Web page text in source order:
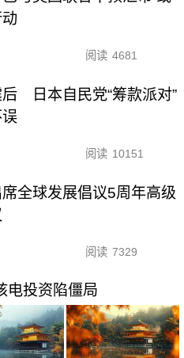
阅读 4681
后 日本自民党“筹款派对”
阅读 10151
全球发展倡议5周年高级
阅读 7329
电投资陷僵局